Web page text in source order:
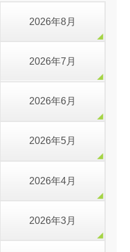
2026年8月
2026年7月
2026年6月
2026年5月
2026年4月
2026年3月